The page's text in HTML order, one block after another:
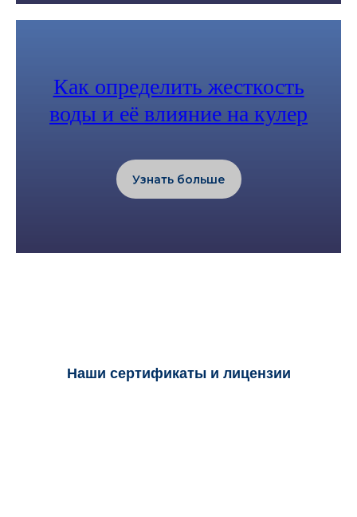
Как определить жесткость
воды и её влияние на кулер
Узнать больше
Наши сертификаты и лицензии